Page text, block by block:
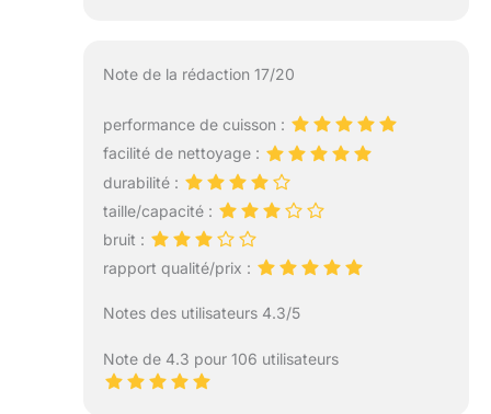
Note de la rédaction 17/20
performance de cuisson :
facilité de nettoyage :
durabilité :
taille/capacité :
bruit :
rapport qualité/prix :
Notes des utilisateurs 4.3/5
Note de 4.3 pour 106 utilisateurs